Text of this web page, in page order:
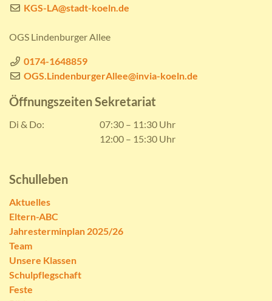
KGS-LA@stadt-koeln.de
OGS Lindenburger Allee
0174-1648859
OGS.LindenburgerAllee@invia-koeln.de
Öffnungszeiten Sekretariat
Di & Do:
07:30 – 11:30 Uhr
12:00 – 15:30 Uhr
Schulleben
Aktuelles
Eltern-ABC
Jahresterminplan 2025/26
Team
Unsere Klassen
Schulpflegschaft
Feste